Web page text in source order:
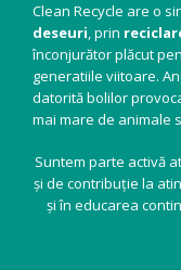
Clean Recycle are o
deseuri, prin
înconjurător plăcut
generatiile viitoare.
datorită bolilor
mai mare de animale
Suntem parte activă
și de contribuție la
și în educarea